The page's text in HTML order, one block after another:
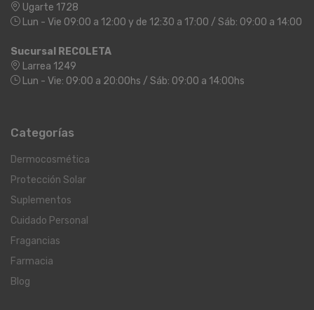
Ugarte 1728
Lun - Vie 09:00 a 12:00 y de 12:30 a 17:00 / Sáb: 09:00 a 14:00
Sucursal RECOLETA
Larrea 1249
Lun - Vie: 09:00 a 20:00hs / Sáb: 09:00 a 14:00hs
Categorías
Dermocosmética
Protección Solar
Suplementos
Cuidado Personal
Fragancias
Farmacia
Blog